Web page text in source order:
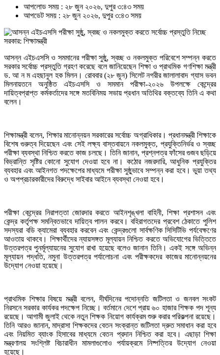
আপলোড সময় : ২৮ জুন ২০২৬, দুপুর ৩:৪৩ সময়
আপডেট সময় : ২৮ জুন ২০২৬, দুপুর ৩:৪৩ সময়
আসন্ন এইচএসসি ও সমমানের পরীক্ষা সুষ্ঠু, স্বচ্ছ ও নকলমুক্ত পরিবেশে সম্পন্ন করতে
সরকার সর্বোচ্চ প্রস্তুতি গ্রহণ করেছে বলে জানিয়েছেন শিক্ষা ও প্রাথমিক গণশিক্ষা মন্ত্রী
ড. আ ন ম এহছানুল হক মিলন। রোববার (২৮ জুন) সিলেট নগরীর জালালাবাদ গ্যাস ভবন
মিলনায়তনে অনুষ্ঠিত এইচএসসি ও সমমান পরীক্ষা-২০২৬ উপলক্ষে কেন্দ্রের
দায়িত্বপ্রাপ্ত কর্মকর্তাদের সঙ্গে মতবিনিময় সভায় প্রধান অতিথির বক্তব্যে তিনি এ কথা
বলেন।
শিক্ষামন্ত্রী বলেন, শিক্ষার মানোন্নয়ন সরকারের সর্বোচ্চ অগ্রাধিকার। প্রধানমন্ত্রী শিক্ষাকে
বিশেষ গুরুত্ব দিয়েছেন এবং সেই লক্ষ্য বাস্তবায়নে নকলমুক্ত, প্রযুক্তিনির্ভর ও স্বচ্ছ
পরীক্ষা ব্যবস্থা নিশ্চিত করতে কাজ চলছে। তিনি জানান, প্রশ্নপত্র ফাঁসের গুজব ছড়িয়ে
বিভ্রান্তি সৃষ্টির কোনো সুযোগ দেওয়া হবে না। কঠোর নজরদারি, আধুনিক প্রযুক্তির
ব্যবহার এবং আইনগত পদক্ষেপের মাধ্যমে পরীক্ষা সুষ্ঠুভাবে সম্পন্ন করা হবে। ভুয়া তথ্য
ও অপপ্রচারকারীদের বিরুদ্ধে সাইবার আইনে ব্যবস্থা নেওয়া হবে।
পরীক্ষা কেন্দ্রের নিরাপত্তা জোরদার করতে আইনশৃঙ্খলা বাহিনী, শিক্ষা প্রশাসন এবং
কেন্দ্র কর্তৃপক্ষ সমন্বিতভাবে দায়িত্ব পালন করবে। বহিরাগতদের প্রবেশ ঠেকাতে পুলিশ
সদস্যরা বডি ক্যামেরা ব্যবহার করবেন এবং কেন্দ্রগুলো সার্বক্ষণিক সিসিটিভি পর্যবেক্ষণের
আওতায় থাকবে। শিক্ষার্থীদের ন্যায়সঙ্গত মূল্যায়ন নিশ্চিত করতে অভিযোগের ভিত্তিতে
উত্তরপত্র পুনর্মূল্যায়নের সুযোগ রাখা হয়েছে বলেও জানান তিনি। একই সঙ্গে অভিন্ন
মূল্যায়ন পদ্ধতি, নমুনা উত্তরপত্র পর্যালোচনা এবং পরীক্ষকদের কাজের মানোন্নয়নের
উদ্যোগ নেওয়া হয়েছে।
প্রাথমিক শিক্ষার বিষয়ে মন্ত্রী বলেন, দীর্ঘদিনের পদোন্নতি জটিলতা ও জনবল সংকট
নিরসনে সরকার কার্যকর পদক্ষেপ নিচ্ছে। বর্তমানে দেশে প্রায় ৬০ হাজার শিক্ষক পদ শূন্য
রয়েছে। আগামী জুলাই থেকে নতুন শিক্ষক নিয়োগ কার্যক্রম শুরু করার পরিকল্পনা রয়েছে।
তিনি আরও জানান, মাদ্রাসা শিক্ষকদের বেতন সংক্রান্ত জটিলতা দ্রুত সমাধান করা হবে
এবং নিয়মিত ব্যাংক হিসাবের মাধ্যমে বেতন প্রদান নিশ্চিত করা হবে। এছাড়া শিক্ষা
মন্ত্রণালয় সংশ্লিষ্ট বিচারাধীন মামলাগুলোও পর্যায়ক্রমে নিষ্পত্তির উদ্যোগ নেওয়া
হয়েছে।